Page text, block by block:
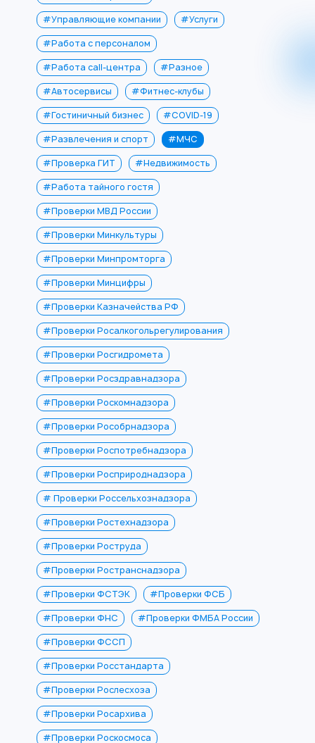
#Управляющие компании
#Услуги
#Работа с персоналом
#Работа call-центра
#Разное
#Автосервисы
#Фитнес-клубы
#Гостиничный бизнес
#COVID-19
#Развлечения и спорт
#МЧС
#Проверка ГИТ
#Недвижимость
#Работа тайного гостя
#Проверки МВД России
#Проверки Минкультуры
#Проверки Минпромторга
#Проверки Минцифры
#Проверки Казначейства РФ
#Проверки Росалкогольрегулирования
#Проверки Росгидромета
#Проверки Росздравнадзора
#Проверки Роскомнадзора
#Проверки Рособрнадзора
#Проверки Роспотребнадзора
#Проверки Росприроднадзора
# Проверки Россельхознадзора
#Проверки Ростехнадзора
#Проверки Роструда
#Проверки Ространснадзора
#Проверки ФСТЭК
#Проверки ФСБ
#Проверки ФНС
#Проверки ФМБА России
#Проверки ФССП
#Проверки Росстандарта
#Проверки Рослесхоза
#Проверки Росархива
#Проверки Роскосмоса